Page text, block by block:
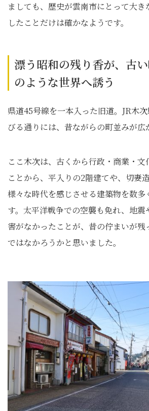
ましても、歴史が雲南市にとって大
したことだけは確かなようです。
漂う昭和の残り香が、古
のような世界へ誘う
県道45号線を一本入った旧道。JR木
びる通りには、昔ながらの町並みが広
ここ木次は、古くから行政・商業・
ことから、平入りの2階建てや、切妻
様々な時代を感じさせる建築物を数多
す。太平洋戦争での空襲も免れ、地震
害がなかったことが、昔の佇まいが残
ではなかろうかと思いました。